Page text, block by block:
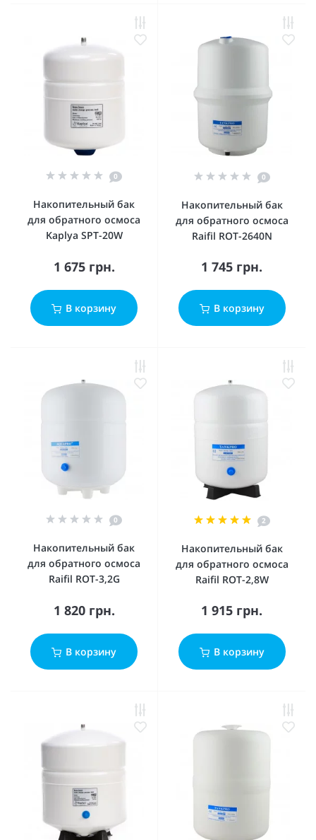
0
Накопительный бак
для обратного осмоса
Kaplya SPT-20W
1 675 грн.
В корзину
0
Накопительный бак
для обратного осмоса
Raifil ROT-2640N
1 745 грн.
В корзину
0
Накопительный бак
для обратного осмоса
Raifil ROT-3,2G
1 820 грн.
В корзину
2
Накопительный бак
для обратного осмоса
Raifil ROT-2,8W
1 915 грн.
В корзину